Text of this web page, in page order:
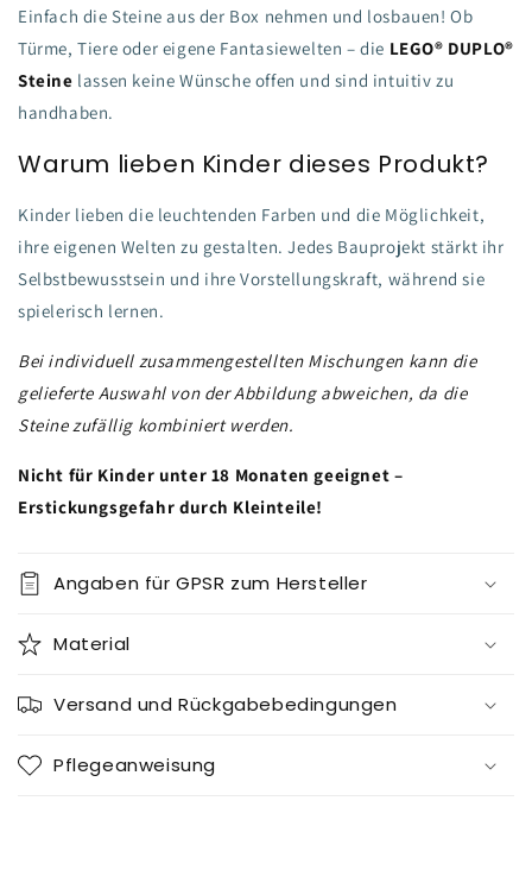
Einfach die Steine aus der Box nehmen und losbauen! Ob
Türme, Tiere oder eigene Fantasiewelten – die LEGO® DUPLO®
Steine lassen keine Wünsche offen und sind intuitiv zu
handhaben.
Warum lieben Kinder dieses Produkt?
Kinder lieben die leuchtenden Farben und die Möglichkeit,
ihre eigenen Welten zu gestalten. Jedes Bauprojekt stärkt ihr
Selbstbewusstsein und ihre Vorstellungskraft, während sie
spielerisch lernen.
Bei individuell zusammengestellten Mischungen kann die
gelieferte Auswahl von der Abbildung abweichen, da die
Steine zufällig kombiniert werden.
Nicht für Kinder unter 18 Monaten geeignet –
Erstickungsgefahr durch Kleinteile!
Angaben für GPSR zum Hersteller
Material
Versand und Rückgabebedingungen
Pflegeanweisung